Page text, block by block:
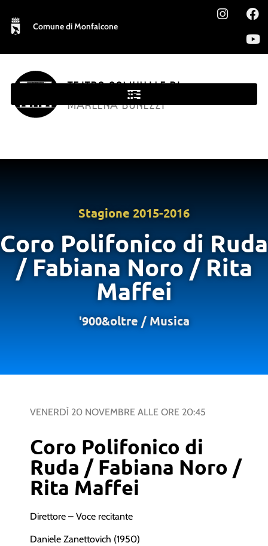
Comune di Monfalcone
TEATRO COMUNALE DI
MONFALCONE
MARLENA BONEZZI
Stagione 2015-2016
Coro Polifonico di Ruda
/ Fabiana Noro / Rita
Maffei
'900&oltre / Musica
VENERDÌ 20 NOVEMBRE ALLE ORE 20:45
Coro Polifonico di
Ruda / Fabiana Noro /
Rita Maffei
Direttore – Voce recitante
Daniele Zanettovich (1950)